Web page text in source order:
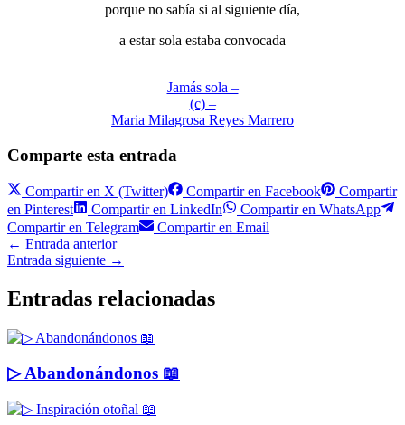
porque no sabía si al siguiente día,
a estar sola estaba convocada
Jamás sola –
(c) –
Maria Milagrosa Reyes Marrero
Comparte esta entrada
Compartir en X (Twitter) Compartir en Facebook
Compartir
en Pinterest Compartir en LinkedIn Compartir en WhatsApp
Compartir en Telegram Compartir en Email
← Entrada anterior
Entrada siguiente →
Entradas relacionadas
▷ Abandonándonos 📖